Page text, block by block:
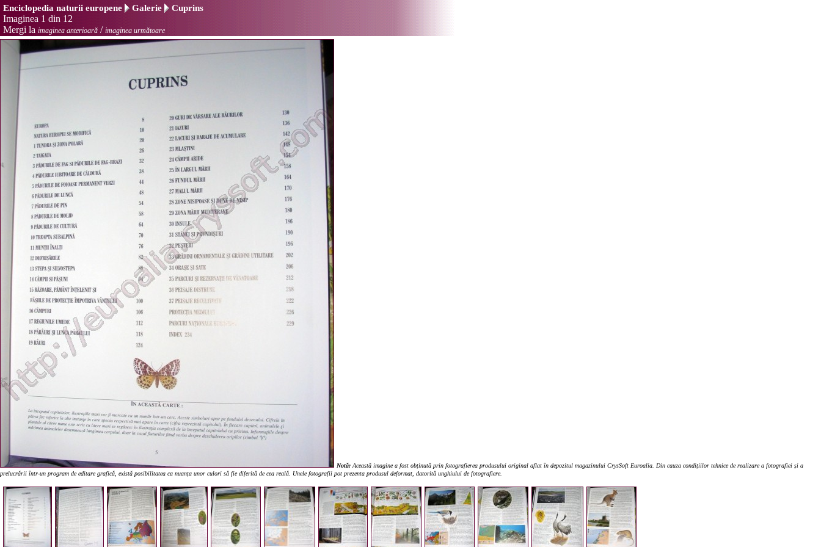
Enciclopedia naturii europene Galerie Cuprins
Imaginea 1 din 12
Mergi la imaginea anterioară / imaginea următoare
Notă: Această imagine a fost obținută prin fotografierea produsului original aflat în depozitul magazinului CrysSoft Euroalia. Din cauza condițiilor tehnice de realizare a fotografiei și a
prelucrării într-un program de editare grafică, există posibilitatea ca nuanța unor culori să fie diferită de cea reală. Unele fotografii pot prezenta produsul deformat, datorită unghiului de fotografiere.